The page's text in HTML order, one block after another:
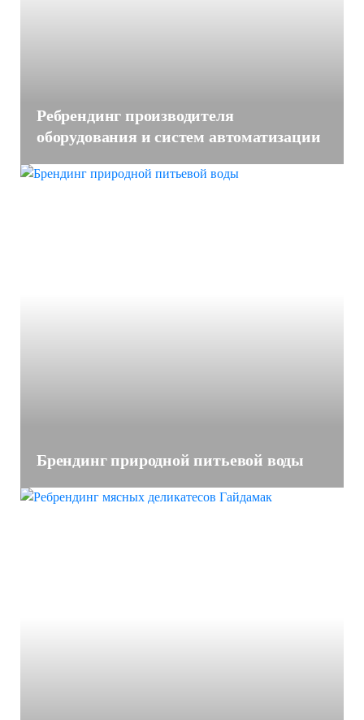
Ребрендинг производителя
оборудования и систем автоматизации
Брендинг природной питьевой воды